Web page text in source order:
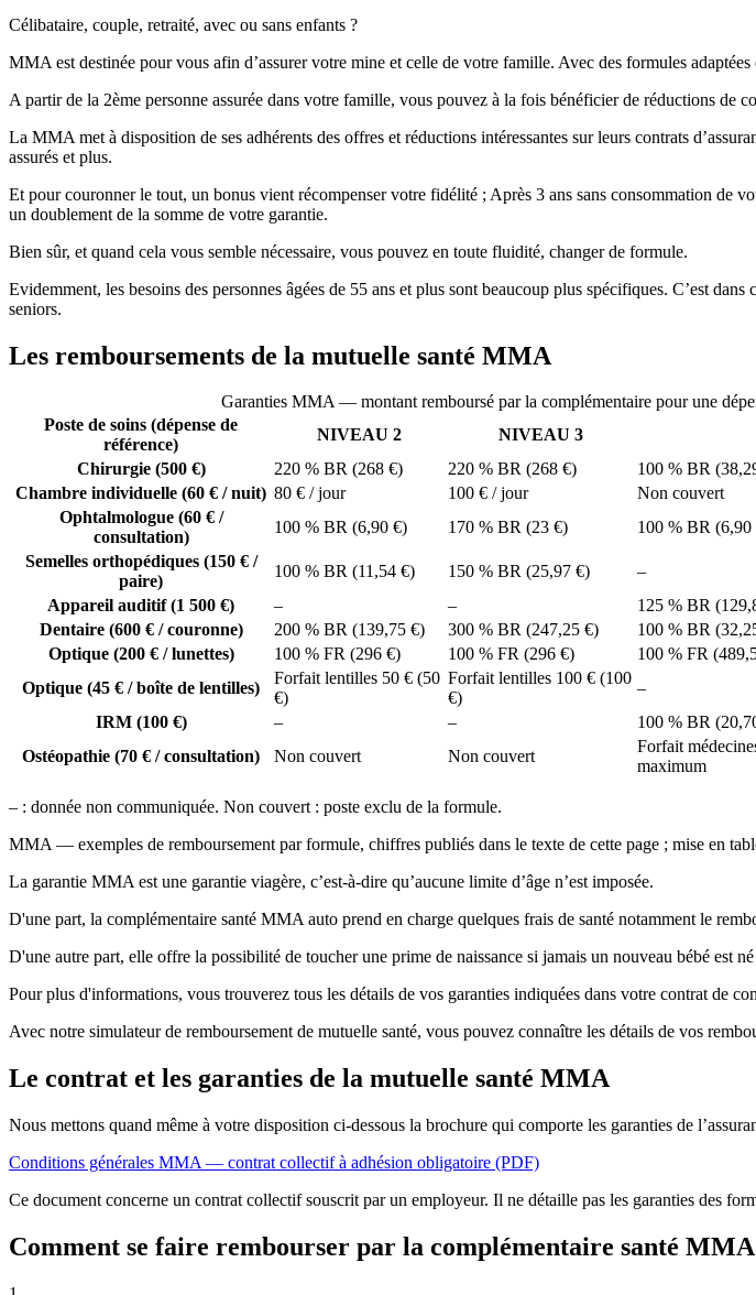
Célibataire, couple, retraité, avec ou sans enfants ?
MMA est destinée pour vous afin d’assurer votre mine et celle de votre famille. Avec des formules
A partir de la 2ème personne assurée dans votre famille, vous pouvez à la fois bénéficier de réductions
La MMA met à disposition de ses adhérents des offres et réductions intéressantes sur leurs contrats
assurés et plus.
Et pour couronner le tout, un bonus vient récompenser votre fidélité ; Après 3 ans sans consommation de
un doublement de la somme de votre garantie.
Bien sûr, et quand cela vous semble nécessaire, vous pouvez en toute fluidité, changer de formule.
Evidemment, les besoins des personnes âgées de 55 ans et plus sont beaucoup plus spécifiques. C’est
seniors.
Les remboursements de la mutuelle santé MMA
Garanties MMA — montant remboursé par la complémentaire pour une
Poste de soins (dépense de
référence)
NIVEAU 2 NIVEAU 3
Chirurgie (500 €)
220 % BR (268 €) 220 % BR (268 €) 100 % BR
Chambre individuelle (60 € / nuit) 80 € / jour 100 € / jour Non couvert
Ophtalmologue (60 € /
consultation)
100 % BR (6,90 €) 170 % BR (23 €) 100 % BR (6,90
Semelles orthopédiques (150 € /
paire)
100 % BR (11,54 €) 150 % BR (25,97 €) –
Appareil auditif (1 500 €)
– – 125 % BR
Dentaire (600 € / couronne)
200 % BR (139,75 €) 300 % BR (247,25 €) 100 % BR
Optique (200 € / lunettes)
100 % FR (296 €) 100 % FR (296 €) 100 % FR
Optique (45 € / boîte de lentilles)
Forfait lentilles 50 € (50
€)
Forfait lentilles 100 € (100
€)
–
IRM (100 €)
– – 100 % BR
Ostéopathie (70 € / consultation)
Non couvert Non couvert
Forfait
maximum
– : donnée non communiquée. Non couvert : poste exclu de la formule.
MMA — exemples de remboursement par formule, chiffres publiés dans le texte de cette page ; mise en
La garantie MMA est une garantie viagère, c’est-à-dire qu’aucune limite d’âge n’est imposée.
D'une part, la complémentaire santé MMA auto prend en charge quelques frais de santé notamment le
D'une autre part, elle offre la possibilité de toucher une prime de naissance si jamais un nouveau bébé
Pour plus d'informations, vous trouverez tous les détails de vos garanties indiquées dans votre contrat de
Avec notre simulateur de remboursement de mutuelle santé, vous pouvez connaître les détails de vos
Le contrat et les garanties de la mutuelle santé MMA
Nous mettons quand même à votre disposition ci-dessous la brochure qui comporte les garanties de
Conditions générales MMA — contrat collectif à adhésion obligatoire (PDF)
Ce document concerne un contrat collectif souscrit par un employeur. Il ne détaille pas les garanties des
Comment se faire rembourser par la complémentaire santé